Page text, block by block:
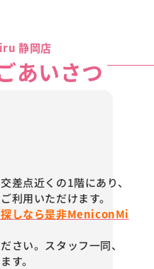
静岡店
あいさつ
差点近くの1階にあり、
利用いただけます。
しなら是非MeniconMi
さい。スタッフ一同、
す。